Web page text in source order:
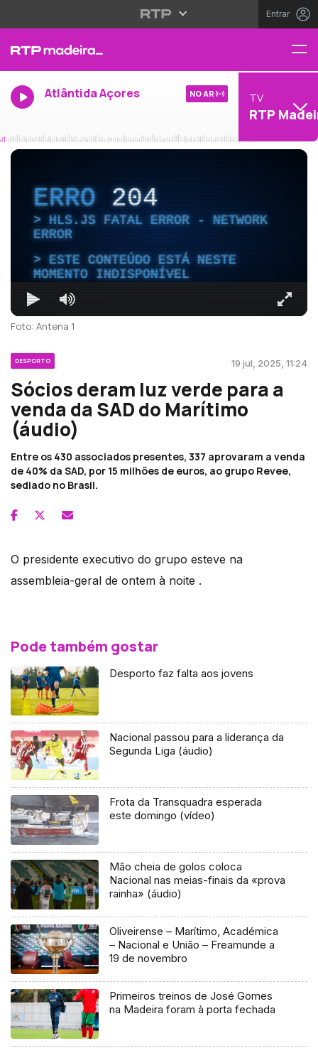
Entrar
Atlântida Açores NO AR TV
RTP
ERRO204
HLS.JS FATAL ERROR - NETWORK
ERROR
ESTE CONTEÚDO ESTÁ NESTE
MOMENTO INDISPONÍVEL
Foto: Antena 1
DESPORTO 19 jul, 2025, 11:24
Sócios deram luz verde para a
venda da SAD do Marítimo
(áudio)
Entre os 430 associados presentes, 337 aprovaram a venda
de 40% da SAD, por 15 milhões de euros, ao grupo Revee,
sediado no Brasil.
O presidente executivo do grupo esteve na
assembleia-geral de ontem à noite .
Pode também gostar
Desporto faz falta aos jovens
Nacional passou para a liderança da
Segunda Liga (áudio)
Frota da Transquadra esperada
este domingo (vídeo)
Mão cheia de golos coloca
Nacional nas meias-finais da «prova
rainha» (áudio)
Oliveirense – Marítimo, Académica
– Nacional e União – Freamunde a
19 de novembro
Primeiros treinos de José Gomes
na Madeira foram à porta fechada